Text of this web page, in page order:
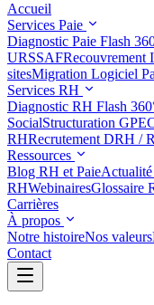
Accueil
Services Paie
Diagnostic Paie Flash
URSSAFRecouvrement
sitesMigration Logiciel
Services RH
Diagnostic RH Flash
SocialStructuration
RHRecrutement DRH /
Ressources
Blog RH et PaieActualité
RHWebinairesGlossaire
Carrières
À propos
Notre histoireNos valeurs
Contact